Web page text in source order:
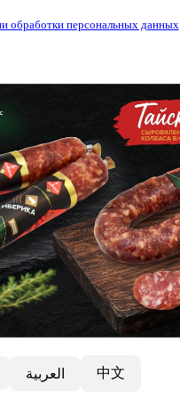
обработки персональных данных
العربية 中文